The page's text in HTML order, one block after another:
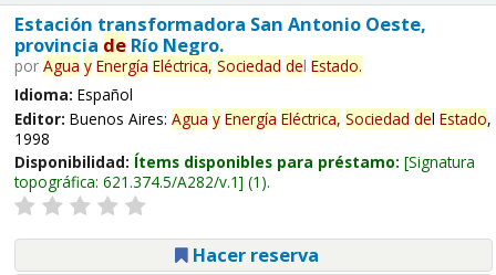
Estación transformadora San Antonio Oeste,
provincia deRío Negro.
por Agua y Energía Eléctrica, Sociedad del Estado.
Idioma: Español
Editor: Buenos Aires: Agua y Energía Eléctrica, Sociedad del Estado,
1998
Disponibilidad: Ítems disponibles para préstamo: Signatura
topográfica: 621.374.5/A282/v.1 (1).
Hacer reserva